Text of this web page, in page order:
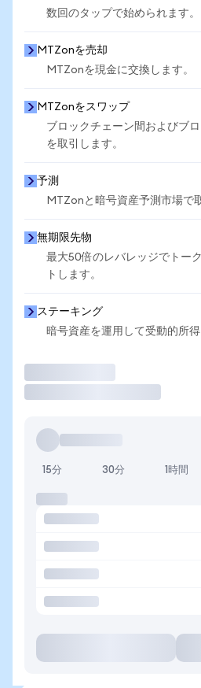
数回のタップで始められます。
MTZonを売却
MTZonを現金に交換します。
MTZonをスワップ
ブロックチェーン間およびブ
を取引します。
予測
MTZonと暗号資産予測市場で
無期限先物
最大50倍のレバレッジでトー
トします。
ステーキング
暗号資産を運用して受動的所得
15分 30分 1時間